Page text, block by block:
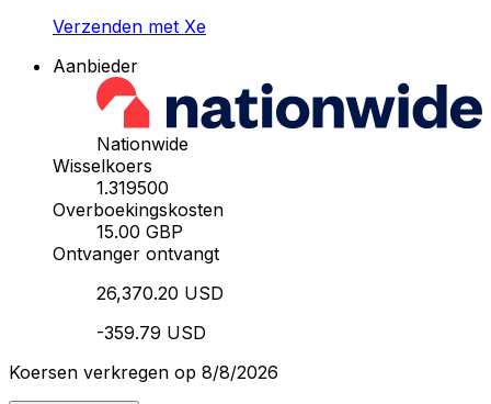
Verzenden met Xe
Aanbieder
Nationwide
Wisselkoers
1.319500
Overboekingskosten
15.00 GBP
Ontvanger ontvangt
26,370.20 USD
-359.79 USD
Koersen verkregen op 8/8/2026